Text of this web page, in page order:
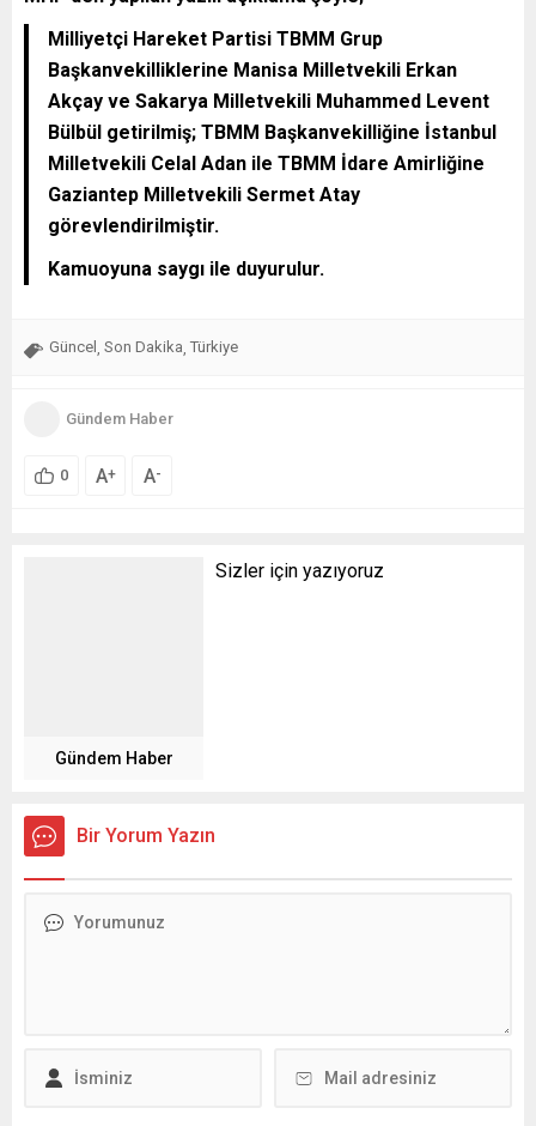
Milliyetçi Hareket Partisi TBMM Grup
Başkanvekilliklerine Manisa Milletvekili Erkan
Akçay ve Sakarya Milletvekili Muhammed Levent
Bülbül getirilmiş; TBMM Başkanvekilliğine İstanbul
Milletvekili Celal Adan ile TBMM İdare Amirliğine
Gaziantep Milletvekili Sermet Atay
görevlendirilmiştir.
Kamuoyuna saygı ile duyurulur.
Güncel Son Dakika Türkiye
Gündem Haber
0 A+ A-
Gündem Haber
Sizler için yazıyoruz
Bir Yorum Yazın